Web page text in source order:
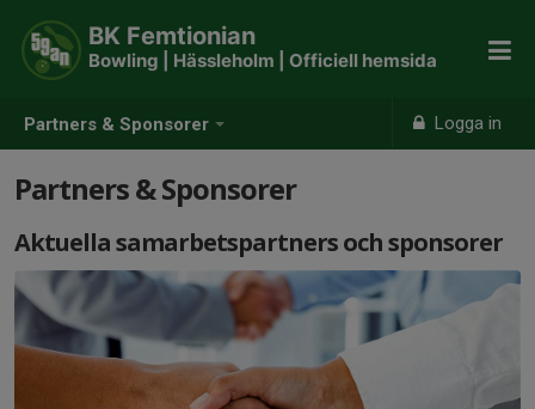
Partners & Sponsorer Logga in
BK Femtionian
Bowling | Hässleholm | Officiell hemsida
Partners & Sponsorer
Aktuella samarbetspartners och sponsorer